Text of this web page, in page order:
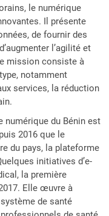
le numérique
Il présente
de fournir des
l’agilité et
mission consiste à
notamment
services, la réduction
numérique du Bénin est
2016 que le
du pays, la plateforme
initiatives d’e-
la première
Elle œuvre à
de santé